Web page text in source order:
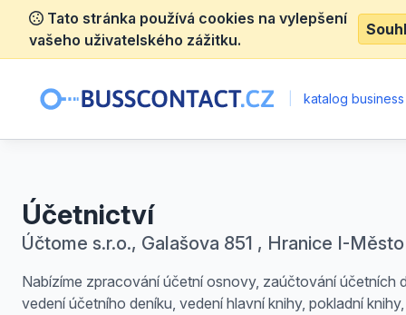
Tato stránka používá cookies na vylepšení
vašeho uživatelského zážitku.
katalog
Účetnictví
Účtome s.r.o., Galašova 851 , Hranice I-Město
Nabízíme zpracování účetní osnovy, zaúčtování účetních
vedení účetního deníku, vedení hlavní knihy, pokladní